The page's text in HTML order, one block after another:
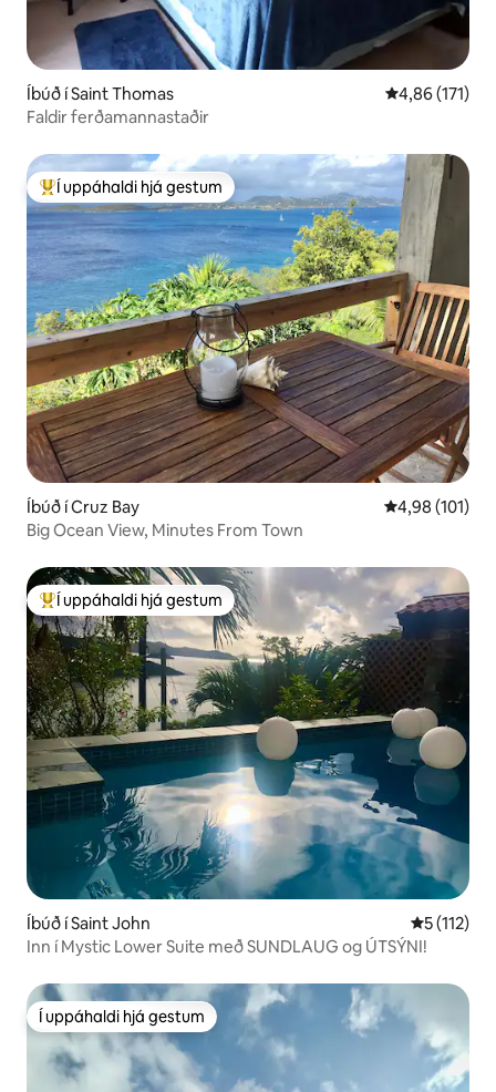
Íbúð í Saint Thomas 4,86 af 5 í
4,86 (171)
Faldir ferðamannastaðir
Í mestu uppáhaldi hjá gestum
Í uppáhaldi hjá gestum
Íbúð í Cruz Bay 4,98 af 5 í
4,98 (101)
Big Ocean View, Minutes From Town
Í mestu uppáhaldi hjá gestum
Í uppáhaldi hjá gestum
Íbúð í Saint John 5 af 5 í
5 (112)
Inn í Mystic Lower Suite með SUNDLAUG og ÚTSÝNI!
Í uppáhaldi hjá gestum
Í uppáhaldi hjá gestum